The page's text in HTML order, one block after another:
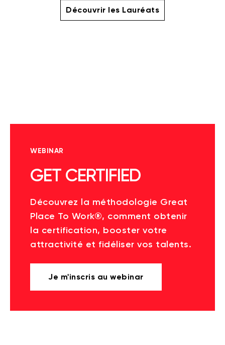
Découvrir les Lauréats
WEBINAR
GET CERTIFIED
Découvrez la méthodologie Great
Place To Work®, comment obtenir
la certification, booster votre
attractivité et fidéliser vos talents.
Je m'inscris au webinar